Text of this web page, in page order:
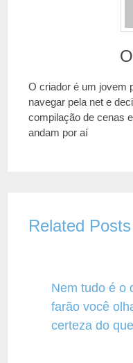
O criador é um jovem
navegar pela net e
compilação de cenas
andam por aí
Related Posts
Nem tudo é o
farão você
certeza do